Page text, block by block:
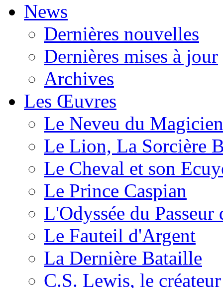
News
Dernières nouvelles
Dernières mises à jour
Archives
Les Œuvres
Le Neveu du Magicien
Le Lion, La Sorcière
Le Cheval et son
Le Prince Caspian
L'Odyssée du
Le Fauteil d'Argent
La Dernière Bataille
C.S. Lewis, le